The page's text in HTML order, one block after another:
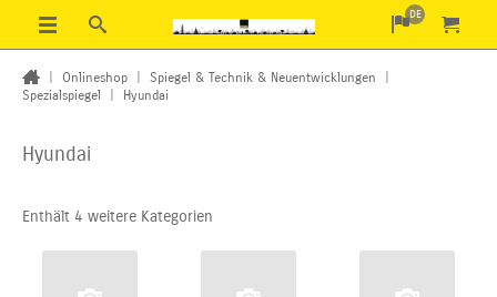
DE
Onlineshop Spiegel & Technik & Neuentwicklungen
Spezialspiegel
Hyundai
Hyundai
Enthält 4 weitere Kategorien